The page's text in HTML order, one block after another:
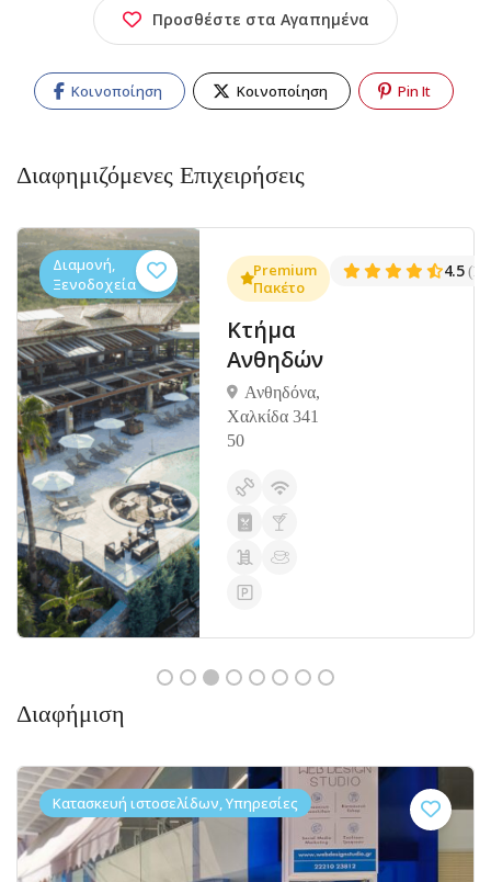
Προσθέστε στα Αγαπημένα
Κοινοποίηση Κοινοποίηση Pin It
Διαφημιζόμενες Επιχειρήσεις
(1381)
Διαμονή,
Ξενοδοχεία
Premium
Πακέτο
Κτήμα
Ανθηδών
Ανθηδόνα,
Χαλκίδα 341
50
4.5
Διαφήμιση
Κατασκευή ιστοσελίδων, Υπηρεσίες